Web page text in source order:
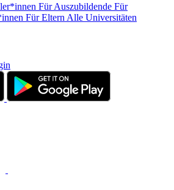
Für Auszubildende Für
Für Eltern Alle Universitäten